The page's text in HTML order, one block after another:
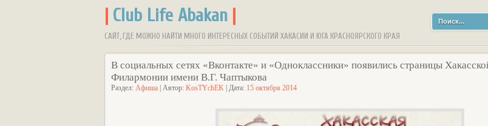
Club Life Abakan
САЙТ, ГДЕ МОЖНО НАЙТИ МНОГО ИНТЕРЕСНЫХ СОБЫТИЙ ХАКАСИИ И ЮГА КРАСНОЯРСКОГО КРАЯ
В социальных сетях «Вконтакте» и «Одноклассники» появились страницы
Филармонии имени В.Г. Чаптыкова
Раздел: Афиша | Автор: KosTYchEK | Дата: 15 октября 2014